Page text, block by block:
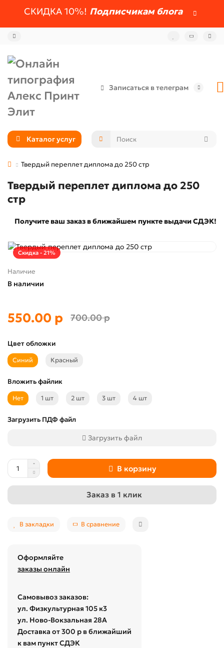
СКИДКА 10%! Подписчикам блога
Записаться в телеграм
Каталог услуг
Твердый переплет диплома до 250 стр
Твердый переплет диплома до 250
стр
Получите ваш заказ в ближайшем пункте выдачи СДЭК!
Скидка - 21%
Наличие
В наличии
550.00 р 700.00 р
Цвет обложки
Синий Красный
Вложить файлик
Нет 1 шт 2 шт 3 шт 4 шт
Загрузить ПДФ файл
Загрузить файл
В корзину
Заказ в 1 клик
В закладки В сравнение
Оформляйте
заказы онлайн
Самовывоз заказов:
ул. Физкультурная 105 к3
ул. Ново-Вокзальная 28А
Доставка от 300 р в ближайший
к вам пункт СДЭК